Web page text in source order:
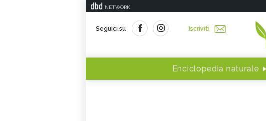
NETWORK
Seguici su Iscriviti
Enciclopedia naturale